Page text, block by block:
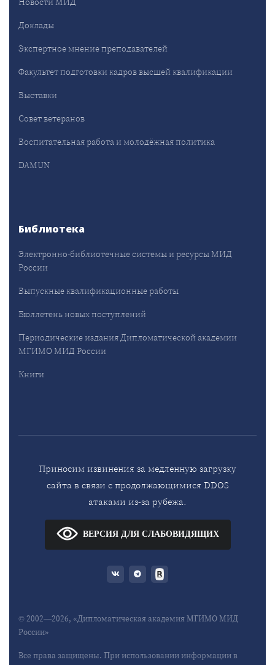
Доклады
Экспертное мнение преподавателей
Факультет подготовки кадров высшей квалификации
Выставки
Совет ветеранов
Воспитательная работа и молодёжная политика
DAMUN
Библиотека
Электронно-библиотечные системы и ресурсы МИД
России
Выпускные квалификационные работы
Бюллетень новых поступлений
Периодические издания Дипломатической академии
МГИМО МИД России
Книги
Приносим извинения за медленную загрузку
сайта в связи с продолжающимися DDOS
атаками из-за рубежа.
ВЕРСИЯ ДЛЯ СЛАБОВИДЯЩИХ
© 2002—2026, «Дипломатическая академия МГИМО МИД
России»
Все права защищены. При использовании информации в